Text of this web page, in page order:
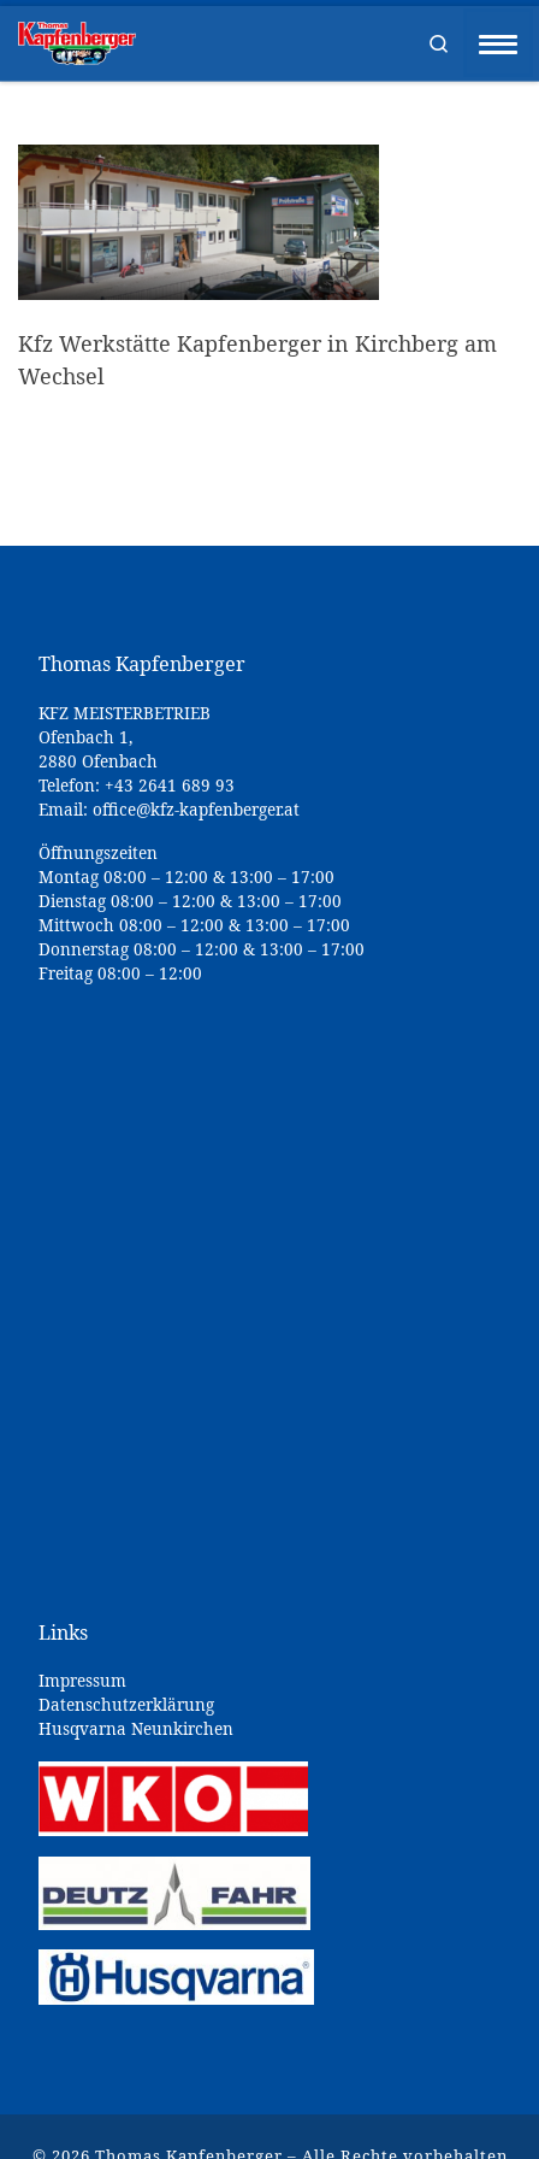
Zum Inhalt springen
Search
Kfz Werkstätte Kapfenberger in Kirchberg am
Wechsel
Thomas Kapfenberger
KFZ MEISTERBETRIEB
Ofenbach 1,
2880 Ofenbach
Telefon: +43 2641 689 93
Email: office@kfz-kapfenberger.at
Öffnungszeiten
Montag 08:00 – 12:00 & 13:00 – 17:00
Dienstag 08:00 – 12:00 & 13:00 – 17:00
Mittwoch 08:00 – 12:00 & 13:00 – 17:00
Donnerstag 08:00 – 12:00 & 13:00 – 17:00
Freitag 08:00 – 12:00
Links
Impressum
Datenschutzerklärung
Husqvarna Neunkirchen